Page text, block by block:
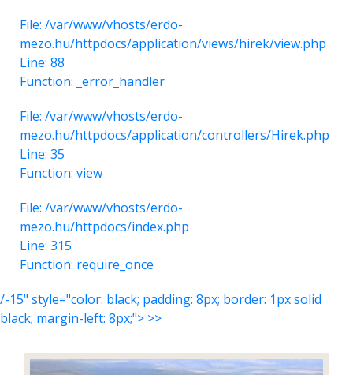
File: /var/www/vhosts/erdo-
mezo.hu/httpdocs/application/views/hirek/view.php
Line: 88
Function: _error_handler
File: /var/www/vhosts/erdo-
mezo.hu/httpdocs/application/controllers/Hirek.php
Line: 35
Function: view
File: /var/www/vhosts/erdo-
mezo.hu/httpdocs/index.php
Line: 315
Function: require_once
/-15" style="color: black; padding: 8px; border: 1px solid
black; margin-left: 8px;"> >>